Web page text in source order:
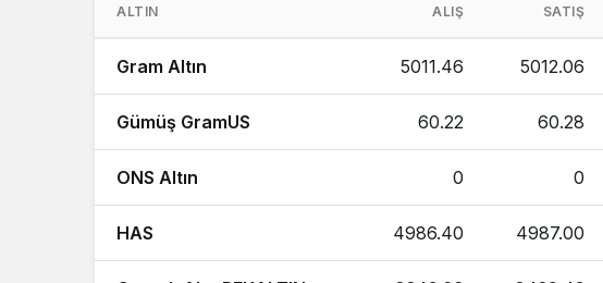
1 Gram Altın Ne Kadar 1 Gram Altın Kaç TL ?
1 Cumhuriyet Altın Ne Kadar 1 Gram Altın Kaç TL ?
ALTIN ALIŞ SATIŞ
Gram Altın 5011.46 5012.06
Gümüş GramUS 60.22 60.28
ONS Altın 0 0
HAS 4986.40 4987.00